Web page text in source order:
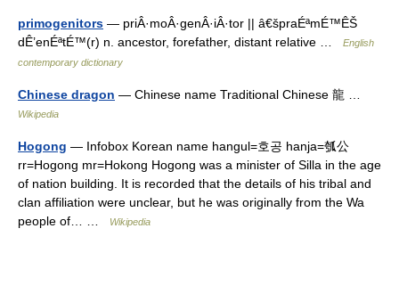
primogenitors — priÂ·moÂ·genÂ·iÂ·tor || â€špraÉªmÉ™ÊŠ
dÊ’enÉªtÉ™(r) n. ancestor, forefather, distant relative …
English
contemporary dictionary
Chinese dragon — Chinese name Traditional Chinese 龍 …
Wikipedia
Hogong — Infobox Korean name hangul=호공 hanja=瓠公
rr=Hogong mr=Hokong Hogong was a minister of Silla in the age
of nation building. It is recorded that the details of his tribal and
clan affiliation were unclear, but he was originally from the Wa
people of… …
Wikipedia